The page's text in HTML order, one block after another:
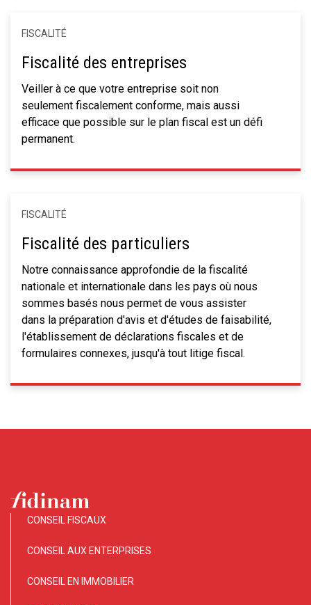
FISCALITÉ
Fiscalité des entreprises
Veiller à ce que votre entreprise soit non
seulement fiscalement conforme, mais aussi
efficace que possible sur le plan fiscal est un défi
permanent.
FISCALITÉ
Fiscalité des particuliers
Notre connaissance approfondie de la fiscalité
nationale et internationale dans les pays où nous
sommes basés nous permet de vous assister
dans la préparation d'avis et d'études de faisabilité,
l'établissement de déclarations fiscales et de
formulaires connexes, jusqu'à tout litige fiscal.
CONSEIL FISCAUX
CONSEIL AUX ENTERPRISES
CONSEIL EN IMMOBILIER